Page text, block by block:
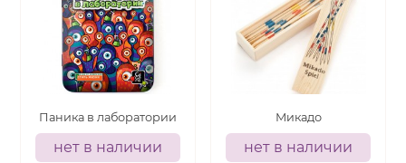
Паника в лаборатории
нет в наличии
Микадо
нет в наличии